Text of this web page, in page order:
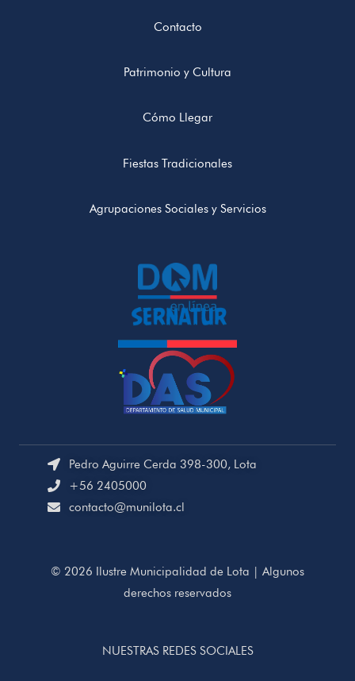
Contacto
Patrimonio y Cultura
Cómo Llegar
Fiestas Tradicionales
Agrupaciones Sociales y Servicios
Pedro Aguirre Cerda 398-300, Lota
+56 2405000
contacto@munilota.cl
© 2026 Ilustre Municipalidad de Lota | Algunos
derechos reservados
NUESTRAS REDES SOCIALES